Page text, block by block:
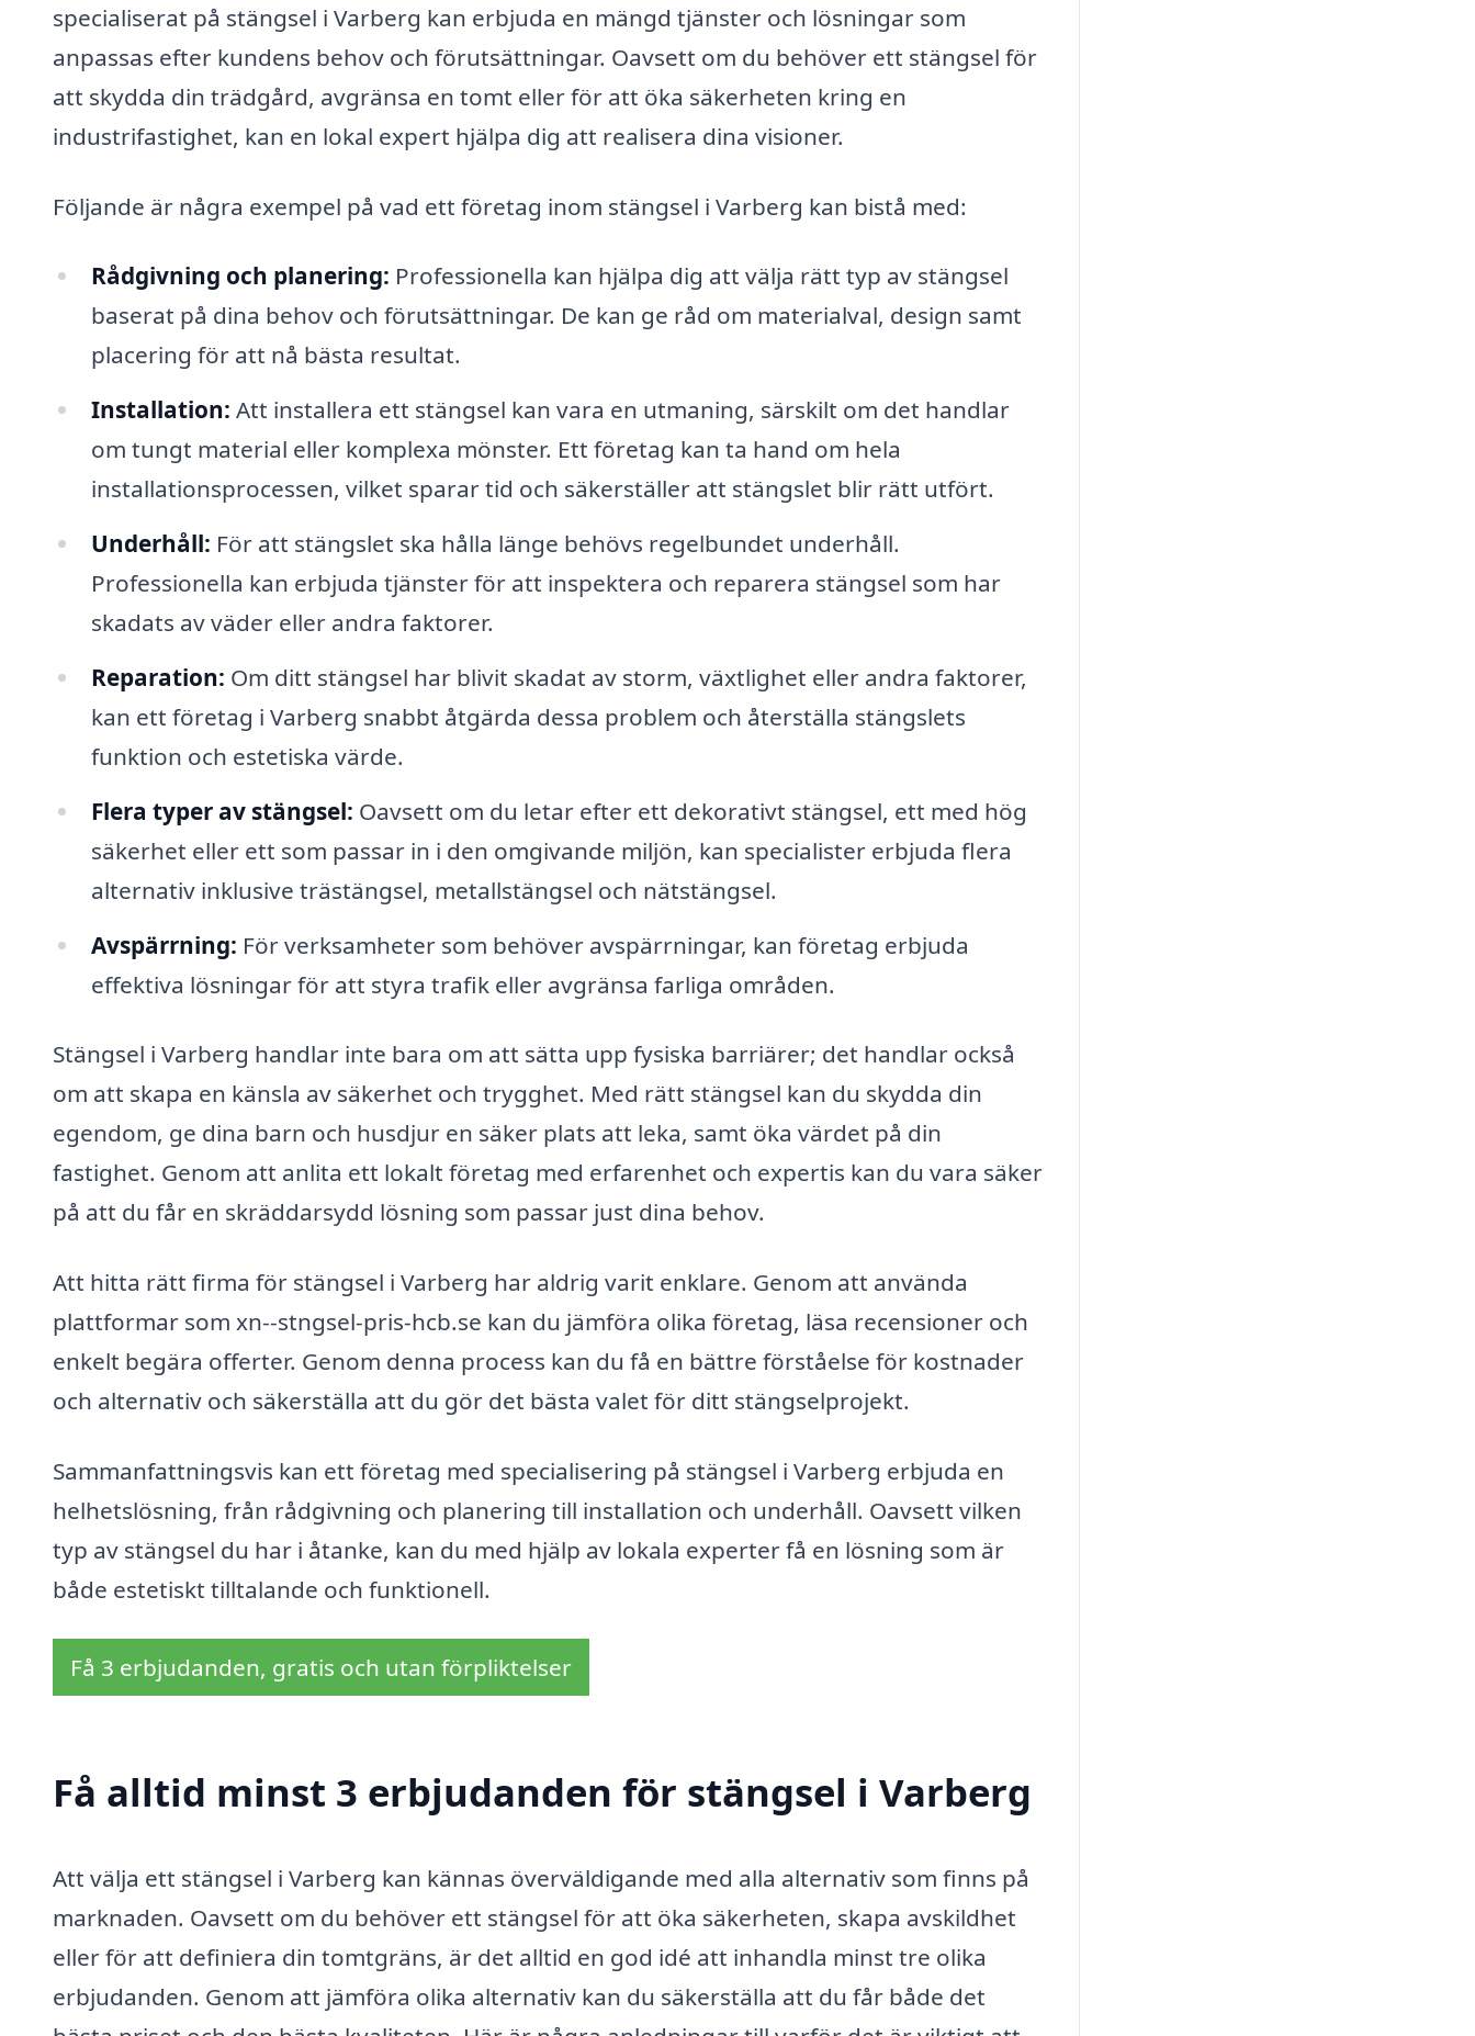
specialiserat på stängsel i Varberg kan erbjuda en mängd tjänster och lösningar som
anpassas efter kundens behov och förutsättningar. Oavsett om du behöver ett stängsel för
att skydda din trädgård, avgränsa en tomt eller för att öka säkerheten kring en
industrifastighet, kan en lokal expert hjälpa dig att realisera dina visioner.
Följande är några exempel på vad ett företag inom stängsel i Varberg kan bistå med:
Rådgivning och planering: Professionella kan hjälpa dig att välja rätt typ av stängsel
baserat på dina behov och förutsättningar. De kan ge råd om materialval, design samt
placering för att nå bästa resultat.
Installation: Att installera ett stängsel kan vara en utmaning, särskilt om det handlar
om tungt material eller komplexa mönster. Ett företag kan ta hand om hela
installationsprocessen, vilket sparar tid och säkerställer att stängslet blir rätt utfört.
Underhåll: För att stängslet ska hålla länge behövs regelbundet underhåll.
Professionella kan erbjuda tjänster för att inspektera och reparera stängsel som har
skadats av väder eller andra faktorer.
Reparation: Om ditt stängsel har blivit skadat av storm, växtlighet eller andra faktorer,
kan ett företag i Varberg snabbt åtgärda dessa problem och återställa stängslets
funktion och estetiska värde.
Flera typer av stängsel: Oavsett om du letar efter ett dekorativt stängsel, ett med hög
säkerhet eller ett som passar in i den omgivande miljön, kan specialister erbjuda flera
alternativ inklusive trästängsel, metallstängsel och nätstängsel.
Avspärrning: För verksamheter som behöver avspärrningar, kan företag erbjuda
effektiva lösningar för att styra trafik eller avgränsa farliga områden.
Stängsel i Varberg handlar inte bara om att sätta upp fysiska barriärer; det handlar också
om att skapa en känsla av säkerhet och trygghet. Med rätt stängsel kan du skydda din
egendom, ge dina barn och husdjur en säker plats att leka, samt öka värdet på din
fastighet. Genom att anlita ett lokalt företag med erfarenhet och expertis kan du vara säker
på att du får en skräddarsydd lösning som passar just dina behov.
Att hitta rätt firma för stängsel i Varberg har aldrig varit enklare. Genom att använda
plattformar som xn--stngsel-pris-hcb.se kan du jämföra olika företag, läsa recensioner och
enkelt begära offerter. Genom denna process kan du få en bättre förståelse för kostnader
och alternativ och säkerställa att du gör det bästa valet för ditt stängselprojekt.
Sammanfattningsvis kan ett företag med specialisering på stängsel i Varberg erbjuda en
helhetslösning, från rådgivning och planering till installation och underhåll. Oavsett vilken
typ av stängsel du har i åtanke, kan du med hjälp av lokala experter få en lösning som är
både estetiskt tilltalande och funktionell.
Få 3 erbjudanden, gratis och utan förpliktelser
Få alltid minst 3 erbjudanden för stängsel i Varberg
Att välja ett stängsel i Varberg kan kännas överväldigande med alla alternativ som finns på
marknaden. Oavsett om du behöver ett stängsel för att öka säkerheten, skapa avskildhet
eller för att definiera din tomtgräns, är det alltid en god idé att inhandla minst tre olika
erbjudanden. Genom att jämföra olika alternativ kan du säkerställa att du får både det